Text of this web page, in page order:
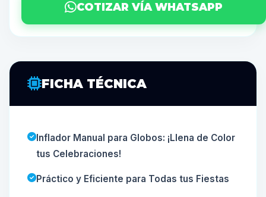
COTIZAR VÍA WHATSAPP
FICHA TÉCNICA
Inflador Manual para Globos: ¡Llena de Color
tus Celebraciones!
Práctico y Eficiente para Todas tus Fiestas